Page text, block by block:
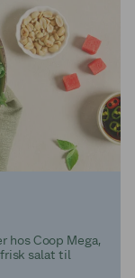
hos Coop Mega,
salat til